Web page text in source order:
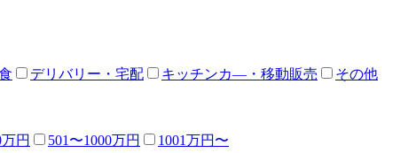
デリバリー・宅配 キッチンカ―・移動販売 その他
円 501〜1000万円 1001万円〜